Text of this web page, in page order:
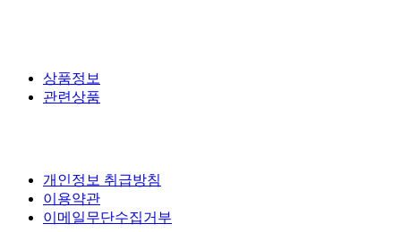
상품정보
관련상품
개인정보 취급방침
이용약관
이메일무단수집거부